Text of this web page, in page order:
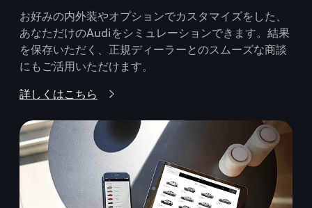
お好みの内外装やオプションでカスタマイズをした、
あなただけのAudiをシミュレーションできます。結果
を保存いただく、正規ディーラーとのスムーズな商談
にもご活用いただけます。
詳しくはこちら